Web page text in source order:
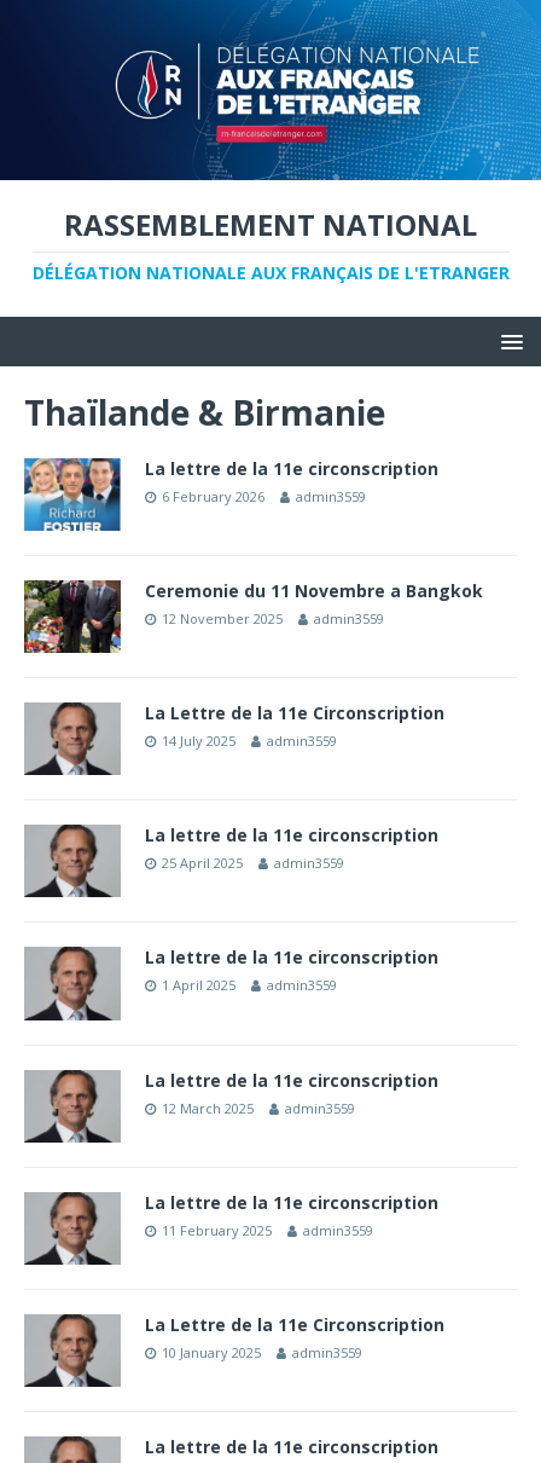
RASSEMBLEMENT NATIONAL
DÉLÉGATION NATIONALE AUX FRANÇAIS DE L'ETRANGER
Thaïlande & Birmanie
La lettre de la 11e circonscription
6 February 2026 admin3559
Ceremonie du 11 Novembre a Bangkok
12 November 2025 admin3559
La Lettre de la 11e Circonscription
14 July 2025 admin3559
La lettre de la 11e circonscription
25 April 2025 admin3559
La lettre de la 11e circonscription
1 April 2025 admin3559
La lettre de la 11e circonscription
12 March 2025 admin3559
La lettre de la 11e circonscription
11 February 2025 admin3559
La Lettre de la 11e Circonscription
10 January 2025 admin3559
La lettre de la 11e circonscription